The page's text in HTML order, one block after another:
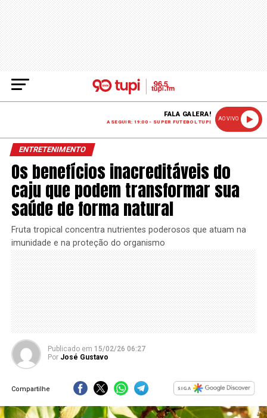
FALA GALERA!
A SEGUIR: 19:00 - SUPER FUTEBOL TUPI
AO VIVO
ENTRETENIMENTO
Os benefícios inacreditáveis do
caju que podem transformar sua
saúde de forma natural
Fruta tropical concentra nutrientes poderosos que atuam na
imunidade e na proteção do organismo
Publicado em 15/02/26 06:27
Por José Gustavo
Compartilhe